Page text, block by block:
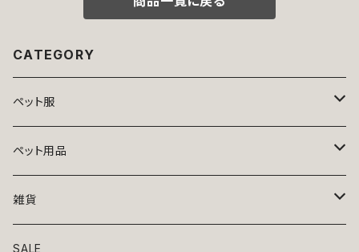
CATEGORY
ペット服
トップス
ニット
アロハ
ボトムス
ワンピース
ペット用品
ベッド
リード・首輪
雑貨
アート
SALE